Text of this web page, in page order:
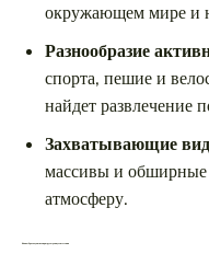
окружающем мире и
Разнообразие
спорта, пешие и
найдет развлечение
Захватывающие
массивы и обширные
атмосферу.
Как выбрать лучшие маршруты для путешествия